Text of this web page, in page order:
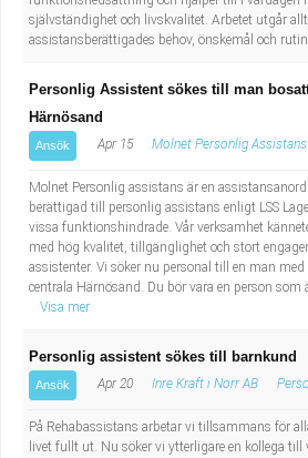
Socialt arbete
Säkerhetsarbete
Tekniskt arbete
Transport
Fastighetsskötare
Informatör/Kommunikatör
Brevbärare
Sjuksköterska, grundutbildad
Kock, storhushåll
Undersköterska, vård- o
Bibliotekarie
Administrativ assistent
självständighet och livskvalitet. Arbetet utgår
assistansberättigades behov, önskemål och
Personlig Assistent sökes till man
Härnösand
Ansök Apr 15 Molnet Personlig Assistans
Molnet Personlig assistans är en
berättigad till personlig assistans enligt LSS
vissa funktionshindrade. Vår verksamhet
med hög kvalitet, tillgänglighet och stort
assistenter. Vi söker nu personal till en man
centrala Härnösand. Du bör vara en person som
Visa mer
Personlig assistent sökes till barnkund
Ansök Apr 20 Inre Kraft i Norr AB
På Rehabassistans arbetar vi tillsammans för
livet fullt ut. Nu söker vi ytterligare en kollega till